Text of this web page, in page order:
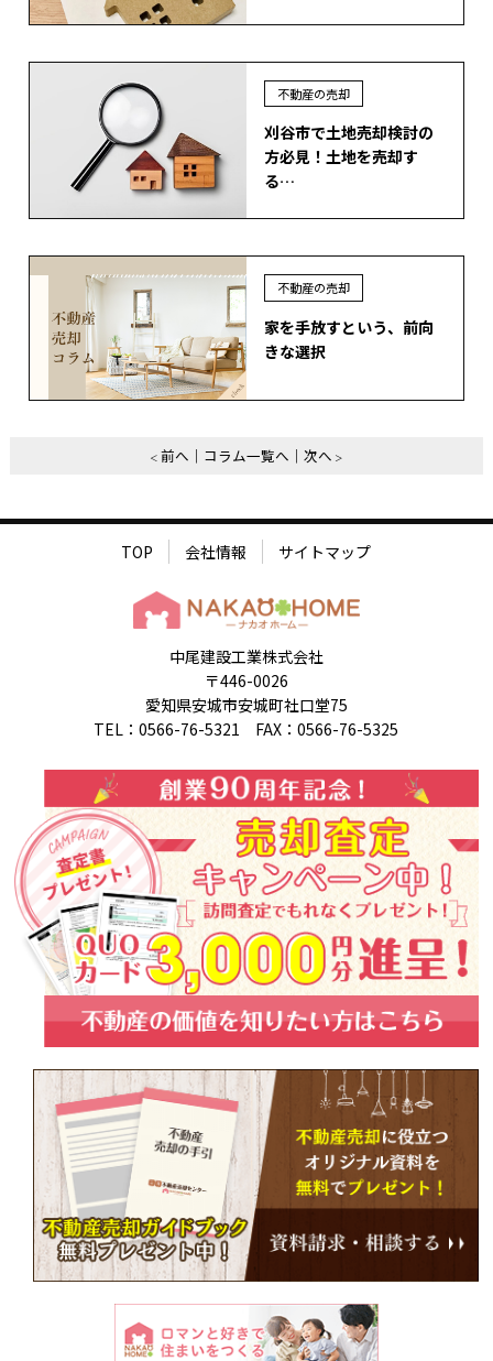
不動産の売却
刈谷市で土地売却検討の
方必見！土地を売却す
る…
不動産の売却
家を手放すという、前向
きな選択
前へ コラム一覧へ 次へ
TOP 会社情報 サイトマップ
中尾建設工業株式会社
〒446-0026
愛知県安城市安城町社口堂75
TEL：0566-76-5321 FAX：0566-76-5325